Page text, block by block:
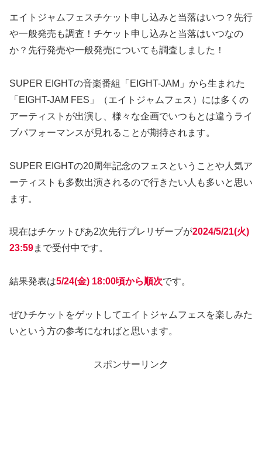
エイトジャムフェスチケット申し込みと当落はいつ？先行
や一般発売も調査！チケット申し込みと当落はいつなの
か？先行発売や一般発売についても調査しました！
SUPER EIGHTの音楽番組「EIGHT-JAM」から生まれた
「EIGHT-JAM FES」（エイトジャムフェス）には多くの
アーティストが出演し、様々な企画でいつもとは違うライ
ブパフォーマンスが見れることが期待されます。
SUPER EIGHTの20周年記念のフェスということや人気ア
ーティストも多数出演されるので行きたい人も多いと思い
ます。
現在はチケットぴあ2次先行プレリザーブが2024/5/21(火)
23:59まで受付中です。
結果発表は5/24(金) 18:00頃から順次です。
ぜひチケットをゲットしてエイトジャムフェスを楽しみた
いという方の参考になればと思います。
スポンサーリンク